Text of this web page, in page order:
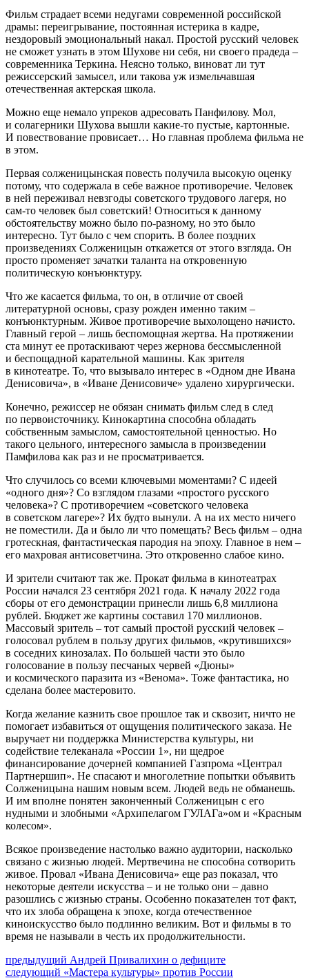
Фильм страдает всеми недугами современной российской
драмы: переигрывание, постоянная истерика в кадре,
нездоровый эмоциональный накал. Простой русский человек
не сможет узнать в этом Шухове ни себя, ни своего прадеда –
современника Теркина. Неясно только, виноват ли тут
режиссерский замысел, или такова уж измельчавшая
отечественная актерская школа.
Можно еще немало упреков адресовать Панфилову. Мол,
и солагерники Шухова вышли какие-то пустые, картонные.
И повествование провисает… Но главная проблема фильма не
в этом.
Первая солженицынская повесть получила высокую оценку
потому, что содержала в себе важное противоречие. Человек
в ней переживал невзгоды советского трудового лагеря, но
сам-то человек был советский! Относиться к данному
обстоятельству можно было по-разному, но это было
интересно. Тут было с чем спорить. В более поздних
произведениях Солженицын откажется от этого взгляда. Он
просто променяет зачатки таланта на откровенную
политическую конъюнктуру.
Что же касается фильма, то он, в отличие от своей
литературной основы, сразу рожден именно таким –
конъюнктурным. Живое противоречие выхолощено начисто.
Главный герой – лишь беспомощная жертва. На протяжении
ста минут ее протаскивают через жернова бессмысленной
и беспощадной карательной машины. Как зрителя
в кинотеатре. То, что вызывало интерес в «Одном дне Ивана
Денисовича», в «Иване Денисовиче» удалено хирургически.
Конечно, режиссер не обязан снимать фильм след в след
по первоисточнику. Кинокартина способна обладать
собственным замыслом, самостоятельной ценностью. Но
такого цельного, интересного замысла в произведении
Памфилова как раз и не просматривается.
Что случилось со всеми ключевыми моментами? С идеей
«одного дня»? Со взглядом глазами «простого русского
человека»? С противоречием «советского человека
в советском лагере»? Их будто вынули. А на их место ничего
не поместили. Да и было ли что помещать? Весь фильм – одна
гротескная, фантастическая пародия на эпоху. Главное в нем –
его махровая антисоветчина. Это откровенно слабое кино.
И зрители считают так же. Прокат фильма в кинотеатрах
России начался 23 сентября 2021 года. К началу 2022 года
сборы от его демонстрации принесли лишь 6,8 миллиона
рублей. Бюджет же картины составил 170 миллионов.
Массовый зритель – тот самый простой русский человек –
голосовал рублем в пользу других фильмов, «крутившихся»
в соседних кинозалах. По большей части это было
голосование в пользу песчаных червей «Дюны»
и космического паразита из «Венома». Тоже фантастика, но
сделана более мастеровито.
Когда желание казнить свое прошлое так и сквозит, ничто не
помогает избавиться от ощущения политического заказа. Не
выручает ни поддержка Министерства культуры, ни
содействие телеканала «России 1», ни щедрое
финансирование дочерней компанией Газпрома «Централ
Партнершип». Не спасают и многолетние попытки объявить
Солженицына нашим новым всем. Людей ведь не обманешь.
И им вполне понятен законченный Солженицын с его
нудными и злобными «Архипелагом ГУЛАГа»ом и «Красным
колесом».
Всякое произведение настолько важно аудитории, насколько
связано с жизнью людей. Мертвечина не способна сотворить
живое. Провал «Ивана Денисовича» еще раз показал, что
некоторые деятели искусства – и не только они – давно
разошлись с жизнью страны. Особенно показателен тот факт,
что их злоба обращена к эпохе, когда отечественное
киноискусство было подлинно великим. Вот и фильмы в то
время не называли в честь их продолжительности.
Навигация
предыдущий Предыдущий
пост:
Андрей Привалихин о дефиците
следующий Следующее
«Мастера культуры» против России